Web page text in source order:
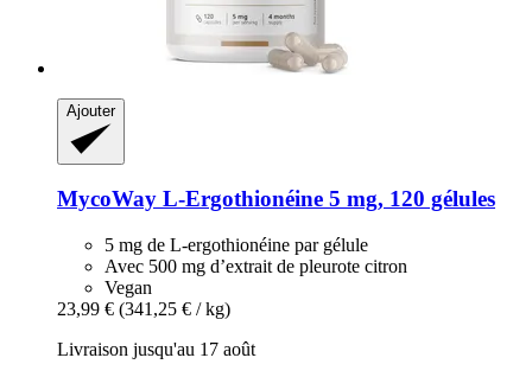
Ajouter
MycoWay L-​Ergothionéine 5 mg, 120 gélules
5 mg de L-ergothionéine par gélule
Avec 500 mg d’extrait de pleurote citron
Vegan
23,99 € (341,25 € / kg)
Livraison jusqu'au 17 août